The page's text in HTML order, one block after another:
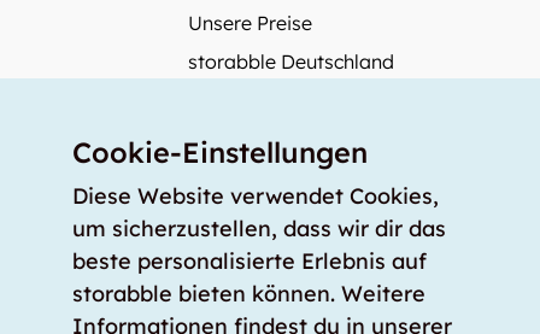
Unsere Preise
storabble Deutschland
Mehr über storabble
Medienbeiträge
Wie gross muss ein Lagerraum sein?
Was kostet ein Lagerraum?
Cookie-Einstellungen
Diese Website verwendet Cookies,
um sicherzustellen, dass wir dir das
beste personalisierte Erlebnis auf
storabble bieten können. Weitere
Informationen findest du in unserer